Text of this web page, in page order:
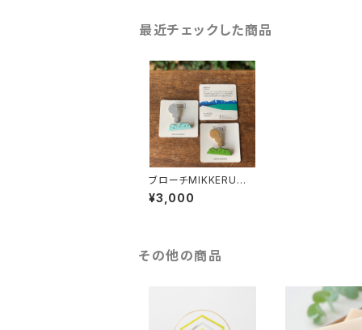
最近チェックした商品
ブローチMIKKERU／
阿蘇五岳
¥3,000
その他の商品